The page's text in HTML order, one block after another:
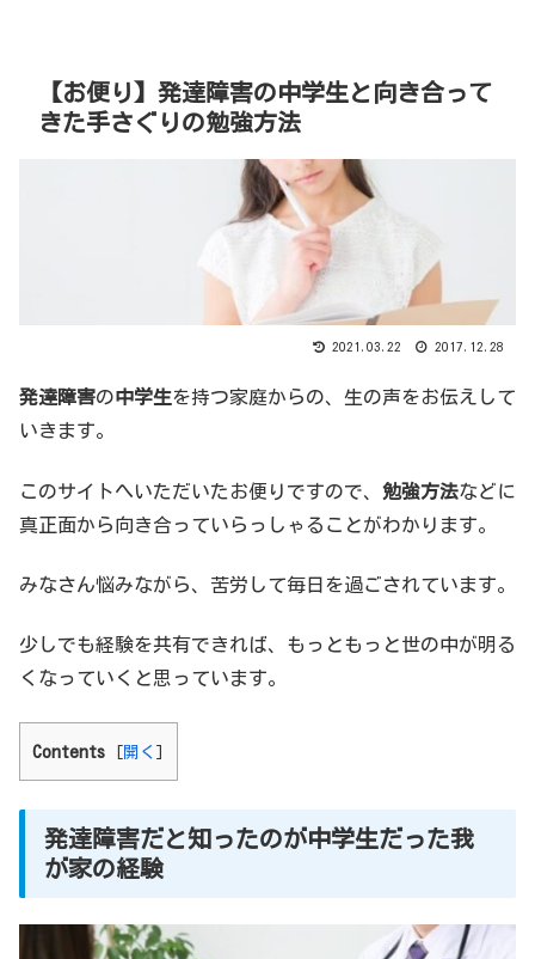
【お便り】発達障害の中学生と向き合って
きた手さぐりの勉強方法
2021.03.22 2017.12.28
発達障害の中学生を持つ家庭からの、生の声をお伝えして
いきます。
このサイトへいただいたお便りですので、 勉強方法などに
真正面から向き合っていらっしゃることがわかります。
みなさん悩みながら、苦労して毎日を過ごされています。
少しでも経験を共有できれば、もっともっと世の中が明る
くなっていくと思っています。
Contents [開く ]
発達障害だと知ったのが中学生だった我
が家の経験